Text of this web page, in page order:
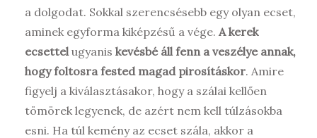
a dolgodat. Sokkal szerencsésebb egy olyan ecset,
aminek egyforma kiképzésű a vége. A kerek
ecsettel ugyanis kevésbé áll fenn a veszélye annak,
hogy foltosra fested magad pirosításkor. Amire
figyelj a kiválasztásakor, hogy a szálai kellően
tömörek legyenek, de azért nem kell túlzásokba
esni. Ha túl kemény az ecset szála, akkor a